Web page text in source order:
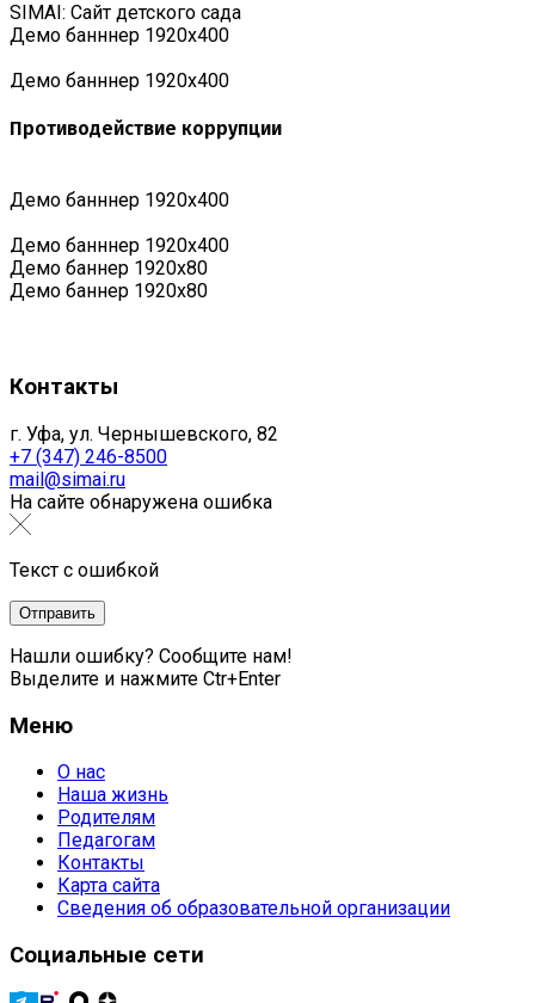
SIMAI: Сайт детского сада
Демо банннер 1920х400
Демо банннер 1920х400
Противодействие коррупции
Демо банннер 1920х400
Демо банннер 1920х400
Демо баннер 1920x80
Демо баннер 1920x80
Контакты
г. Уфа, ул. Чернышевского, 82
+7 (347) 246-8500
mail@simai.ru
На сайте обнаружена ошибка
Текст с ошибкой
Нашли ошибку? Сообщите нам!
Выделите и нажмите Ctr+Enter
Меню
О нас
Наша жизнь
Родителям
Педагогам
Контакты
Карта сайта
Сведения об образовательной организации
Социальные сети